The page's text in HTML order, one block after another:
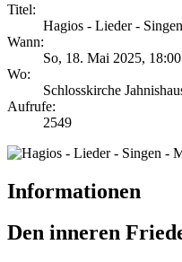
Titel:
Hagios - Lieder -
Wann:
So, 18. Mai 2025,
Wo:
Schlosskirche
Aufrufe:
2549
Informationen
Den inneren